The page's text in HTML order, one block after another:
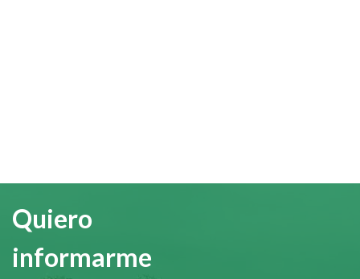
Quiero
informarme